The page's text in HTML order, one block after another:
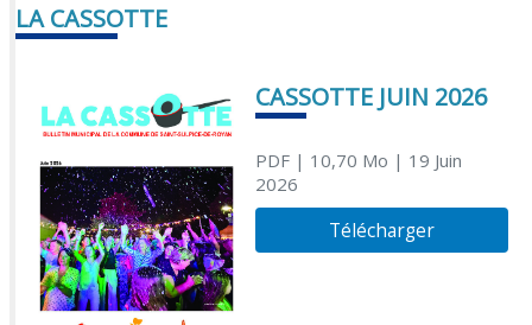
LA CASSOTTE
CASSOTTE JUIN 2026
PDF| 10,70 Mo | 19 Juin
2026
Télécharger